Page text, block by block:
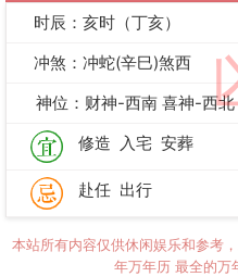
时辰：亥时（丁亥）
冲煞：冲蛇(辛巳)煞西
神位：财神-西南 喜神-西
修造 入宅 安葬
赴任 出行
本站所有内容仅供休闲娱乐和参考
年万年历 最全的万